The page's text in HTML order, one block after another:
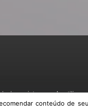
de seu interesse. Ao utilizar
conteúdo de